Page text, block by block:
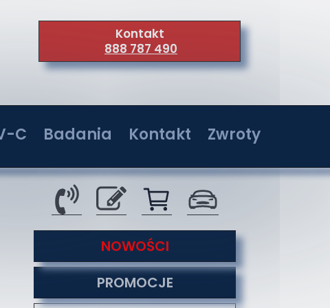
C
36W
72W
108W
144W
Badania
Badania w jednostkach akredytowanych
Kontakt
Kontakt
Serwis
O nas
Co nas wyróżnia
Formy płatności
Zwroty
NOWOŚCI
PROMOCJE
Kontakt
888 787 490